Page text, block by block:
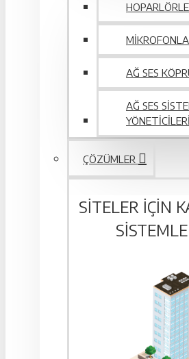
AĞ SES
AĞ SES
YÖNETICILERI
ÇÖZÜMLER
SITELER IÇIN